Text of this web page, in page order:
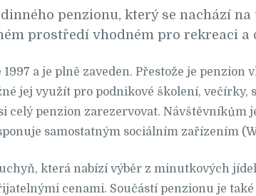
penzionu, který se nachází
prostředí vhodném pro rekreaci a
1997 a je plně zaveden. Přestože je
jej využít pro podnikové školení, večírky,
celý penzion zarezervovat. Návštěvníkům
samostatným sociálním zařízením
která nabízí výběr z minutkových
cenami. Součástí penzionu je